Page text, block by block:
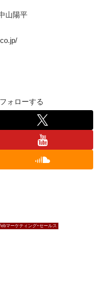
山陽平
ォローする
マーケティング・セールス